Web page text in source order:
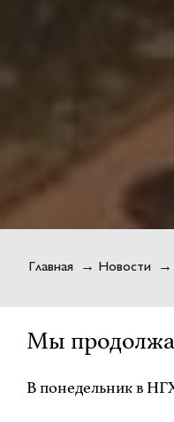
Главная → Новости →
Мы
В понедельник в